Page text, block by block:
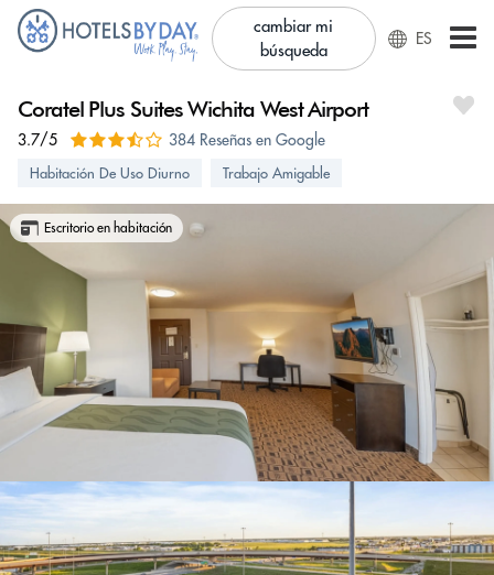
cambiar mi
búsqueda
ES
Coratel Plus Suites Wichita West Airport
3.7/5 384 Reseñas en Google
Habitación De Uso Diurno Trabajo Amigable
Escritorio en habitación